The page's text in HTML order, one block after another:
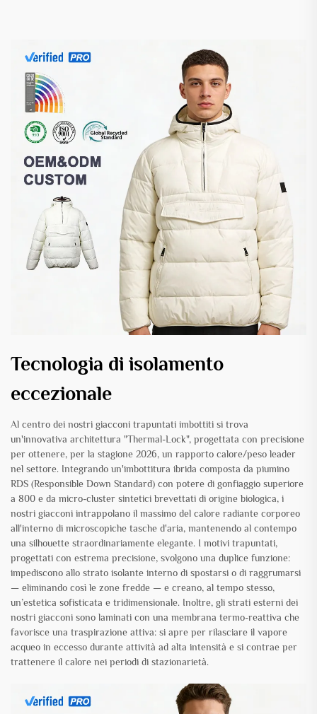
Tecnologia di isolamento
eccezionale
Al centro dei nostri giacconi trapuntati imbottiti si trova
un'innovativa architettura "Thermal-Lock", progettata con precisione
per ottenere, per la stagione 2026, un rapporto calore/peso leader
nel settore. Integrando un'imbottitura ibrida composta da piumino
RDS (Responsible Down Standard) con potere di gonfiaggio superiore
a 800 e da micro-cluster sintetici brevettati di origine biologica, i
nostri giacconi intrappolano il massimo del calore radiante corporeo
all'interno di microscopiche tasche d'aria, mantenendo al contempo
una silhouette straordinariamente elegante. I motivi trapuntati,
progettati con estrema precisione, svolgono una duplice funzione:
impediscono allo strato isolante interno di spostarsi o di raggrumarsi
— eliminando così le zone fredde — e creano, al tempo stesso,
un’estetica sofisticata e tridimensionale. Inoltre, gli strati esterni dei
nostri giacconi sono laminati con una membrana termo-reattiva che
favorisce una traspirazione attiva: si apre per rilasciare il vapore
acqueo in eccesso durante attività ad alta intensità e si contrae per
trattenere il calore nei periodi di stazionarietà.